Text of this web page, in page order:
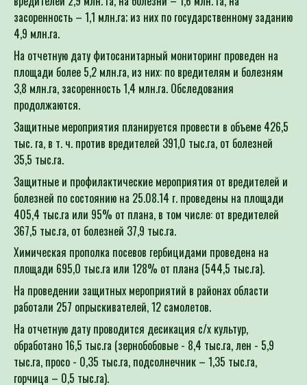
засоренность – 1,1 млн.га; из них по государственному заданию
4,9 млн.га.
На отчетную дату фитосанитарный мониторинг проведен на
площади более 5,2 млн.га, из них: по вредителям и болезням
3,8 млн.га, засоренность 1,4 млн.га. Обследования
продолжаются.
Защитные мероприятия планируется провести в объеме 426,5
тыс. га, в т. ч. против вредителей 391,0 тыс.га, от болезней
35,5 тыс.га.
Защитные и профилактические мероприятия от вредителей и
болезней по состоянию на 25.08.14 г. проведены на площади
405,4 тыс.га или 95% от плана, в том числе: от вредителей
367,5 тыс.га, от болезней 37,9 тыс.га.
Химическая прополка посевов гербицидами проведена на
площади 695,0 тыс.га или 128% от плана (544,5 тыс.га).
На проведении защитных мероприятий в районах области
работали 257 опрыскивателей, 12 самолетов.
На отчетную дату проводится десикация с/х культур,
обработано 16,5 тыс.га (зернобобовые - 8,4 тыс.га, лен - 5,9
тыс.га, просо - 0,35 тыс.га, подсолнечник – 1,35 тыс.га,
горчица – 0,5 тыс.га).